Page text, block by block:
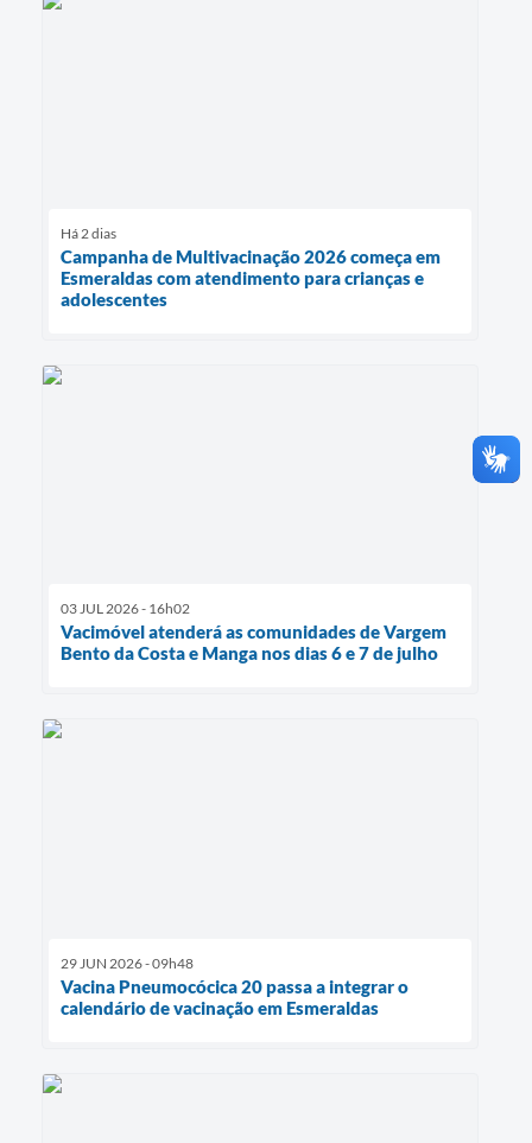
Há 2 dias
Campanha de Multivacinação 2026 começa em
Esmeraldas com atendimento para crianças e
adolescentes
03 JUL 2026 - 16h02
Vacimóvel atenderá as comunidades de Vargem
Bento da Costa e Manga nos dias 6 e 7 de julho
29 JUN 2026 - 09h48
Vacina Pneumocócica 20 passa a integrar o
calendário de vacinação em Esmeraldas